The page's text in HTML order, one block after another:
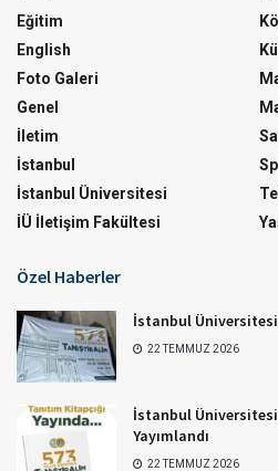
Eğitim
English
Foto Galeri
Genel
İletim
İstanbul
İstanbul Üniversitesi
İÜ İletişim Fakültesi
Özel Haberler
İstanbul Üniversitesi
22 TEMMUZ 2026
İstanbul Üniversitesi
Yayımlandı
22 TEMMUZ 2026